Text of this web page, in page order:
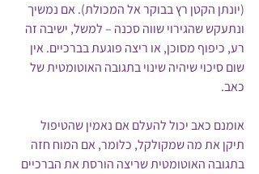
(יונתן הקטן רץ בבוקר אל המכולת). אם נמשיך
ונתעקש שהגירוי שווה סכנה – למשל, ישיבה זה
רע, כיפוף מסוכן, או ריצה פוגעת בברכיים. אין
שום סיכוי שיהיה שינוי בתגובה האוטומטית של
כאב.
אומנם כאב יכול להעלם אם נאמין שהטיפול
תיקן את מה שמקולקל, כלומר, אם המוח חזה
בתגובה האוטומטית שריצה הורסת את הברכיים